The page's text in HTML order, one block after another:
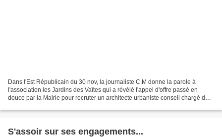
Dans l'Est Républicain du 30 nov, la journaliste C.M donne la parole à
l'association les Jardins des Vaîtes qui a révélé l'appel d'offre passé en
douce par la Mairie pour recruter un architecte urbaniste conseil chargé de
S'assoir sur ses engagements...